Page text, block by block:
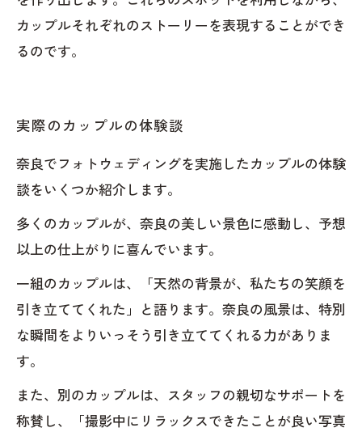
カップルそれぞれのストーリーを表現することができ
るのです。
実際のカップルの体験談
奈良でフォトウェディングを実施したカップルの体験
談をいくつか紹介します。
多くのカップルが、奈良の美しい景色に感動し、予想
以上の仕上がりに喜んでいます。
一組のカップルは、「天然の背景が、私たちの笑顔を
引き立ててくれた」と語ります。奈良の風景は、特別
な瞬間をよりいっそう引き立ててくれる力がありま
す。
また、別のカップルは、スタッフの親切なサポートを
称賛し、「撮影中にリラックスできたことが良い写真